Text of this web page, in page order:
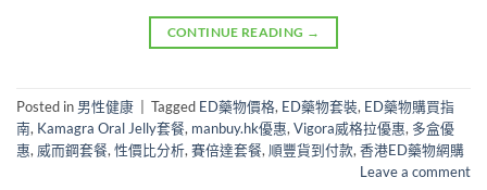
CONTINUE READING →
Posted in 男性健康 Tagged ED藥物價格, ED藥物套裝, ED藥物購買指
南, Kamagra Oral Jelly套餐, manbuy.hk優惠,Vigora威格拉優惠, 多盒優
惠, 威而鋼套餐,性價比分析,賽倍達套餐,順豐貨到付款,香港ED藥物網購
Leave a comment